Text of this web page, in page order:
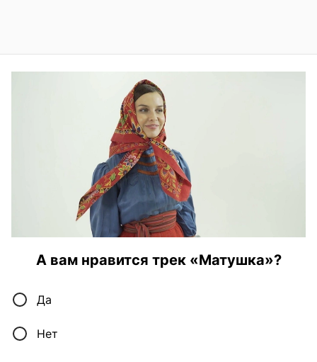
А вам нравится трек «Матушка»?
Да
Нет